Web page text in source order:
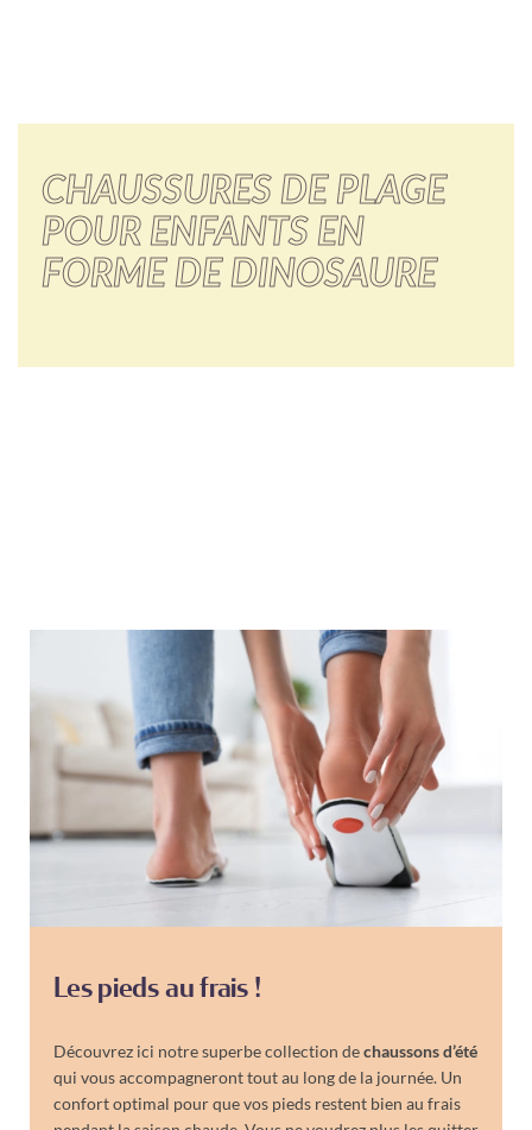
CHAUSSURES DE PLAGE
POUR ENFANTS EN
FORME DE DINOSAURE
Les pieds au frais !
Découvrez ici notre superbe collection dechaussons d’été
qui vous accompagneront tout au long de la journée. Un
confort optimal pour que vos pieds restent bien au frais